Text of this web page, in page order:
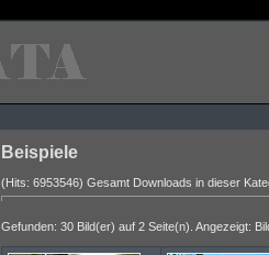
Beispiele
(Hits: 6953546) Gesamt Downloads in dieser
Gefunden: 30 Bild(er) auf 2 Seite(n). Angezeigt: